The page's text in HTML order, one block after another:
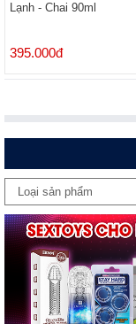
Lạnh - Chai 90ml
395.000đ